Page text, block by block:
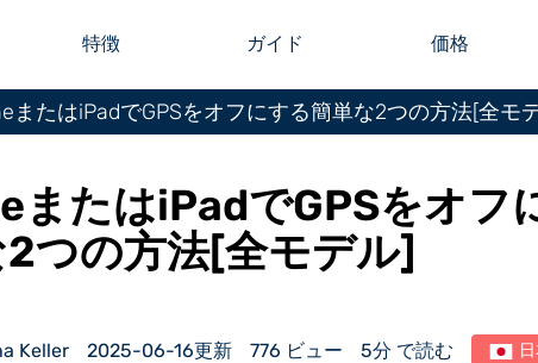
特徴 ガイド 価格
またはiPadでGPSをオフにする簡単な2つの方法[全モ
またはiPadでGPSをオフ
つの方法[全モデル]
Keller 2025-06-16更新 776 ビュー 5分 で読む